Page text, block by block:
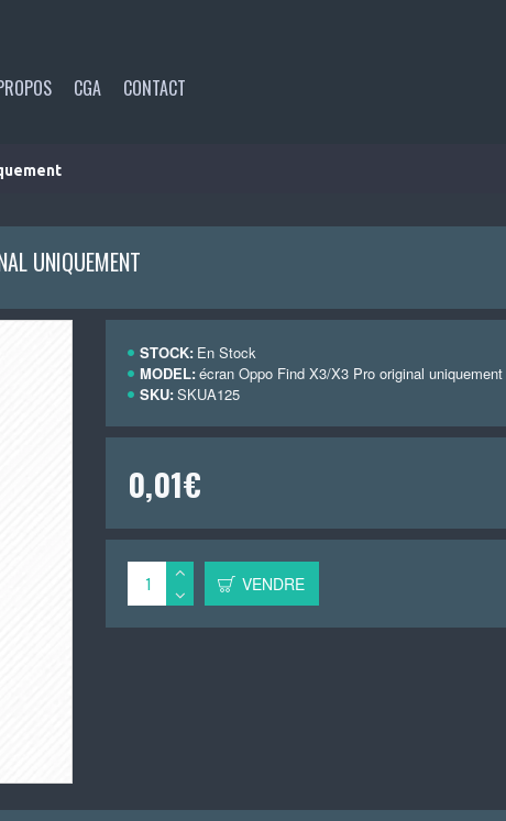
CGA CONTACT
UNIQUEMENT
STOCK: En Stock
MODEL:écran Oppo Find X3/X3 Pro original uniquement
SKU:SKUA125
0,01€
VENDRE